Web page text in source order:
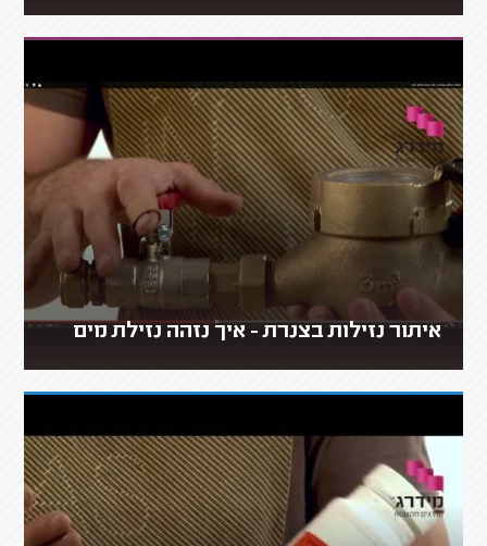
איתור נזילות בצנרת - איך נזהה נזילת מים